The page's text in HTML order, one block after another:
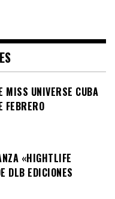
MISS UNIVERSE CUBA
«HIGHTLIFE
DLB EDICIONES